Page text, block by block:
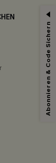
abmelden.
Abonnieren & Code Sichern